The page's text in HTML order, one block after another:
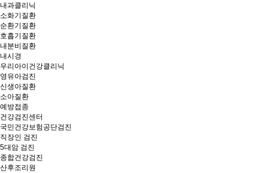
내과클리닉
소화기질환
순환기질환
호흡기질환
내분비질환
내시경
우리아이건강클리닉
영유아검진
신생아질환
소아질환
예방접종
건강검진센터
국민건강보험공단검진
직장인 검진
5대암 검진
종합건강검진
산후조리원